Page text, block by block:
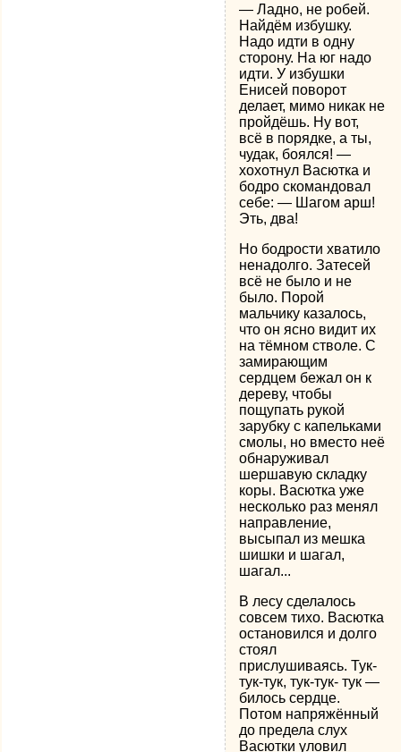
— Ладно, не робей.
Найдём избушку.
Надо идти в одну
сторону. На юг надо
идти. У избушки
Енисей поворот
делает, мимо никак не
пройдёшь. Ну вот,
всё в порядке, а ты,
чудак, боялся! —
хохотнул Васютка и
бодро скомандовал
себе: — Шагом арш!
Эть, два!
Но бодрости хватило
ненадолго. Затесей
всё не было и не
было. Порой
мальчику казалось,
что он ясно видит их
на тёмном стволе. С
замирающим
сердцем бежал он к
дереву, чтобы
пощупать рукой
зарубку с капельками
смолы, но вместо неё
обнаруживал
шершавую складку
коры. Васютка уже
несколько раз менял
направление,
высыпал из мешка
шишки и шагал,
шагал...
В лесу сделалось
совсем тихо. Васютка
остановился и долго
стоял
прислушиваясь. Тук-
тук-тук, тук-тук- тук —
билось сердце.
Потом напряжённый
до предела слух
Васютки уловил